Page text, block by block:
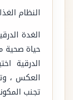
النظام
الغدة
حياة صحية
الدرقية
العكس ،
تجنب